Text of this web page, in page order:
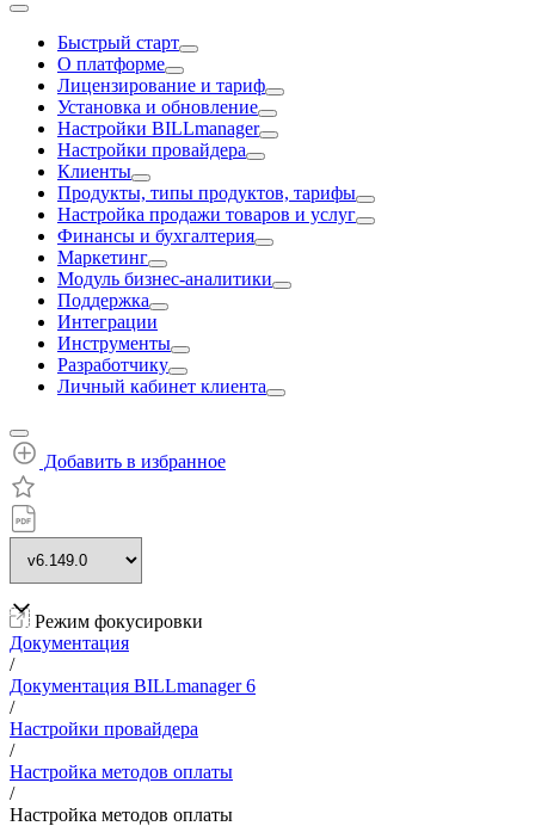
Быстрый старт
О платформе
Лицензирование и тариф
Установка и обновление
Настройки BILLmanager
Настройки провайдера
Клиенты
Продукты, типы продуктов, тарифы
Настройка продажи товаров и услуг
Финансы и бухгалтерия
Маркетинг
Модуль бизнес-аналитики
Поддержка
Интеграции
Инструменты
Разработчику
Личный кабинет клиента
Добавить в избранное
Режим фокусировки
Документация
/
Документация BILLmanager 6
/
Настройки провайдера
/
Настройка методов оплаты
/
Настройка методов оплаты